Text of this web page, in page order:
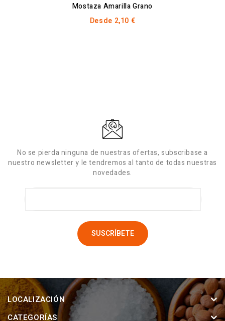
of
Mostaza Amarilla Grano
Desde 2,10 €
No se pierda ninguna de nuestras ofertas, subscribase a
nuestro newsletter y le tendremos al tanto de todas nuestras
novedades.
LOCALIZACIÓN
CATEGORÍAS